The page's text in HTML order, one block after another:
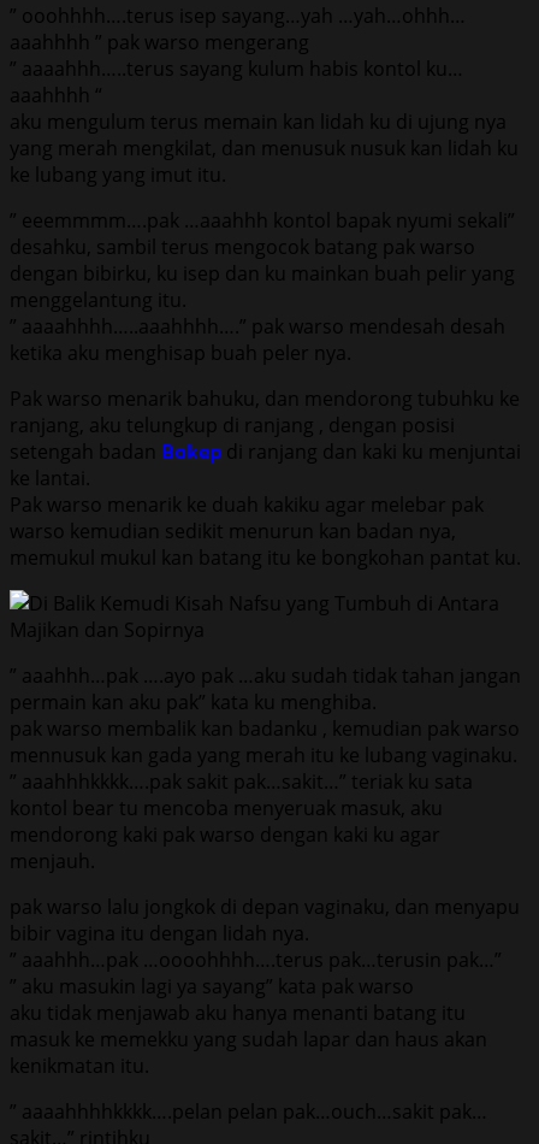
” ooohhhh….terus isep sayang…yah …yah…ohhh…
aaahhhh ” pak warso mengerang
” aaaahhh…..terus sayang kulum habis kontol ku…
aaahhhh “
aku mengulum terus memain kan lidah ku di ujung nya
yang merah mengkilat, dan menusuk nusuk kan lidah ku
ke lubang yang imut itu.
” eeemmmm….pak …aaahhh kontol bapak nyumi sekali”
desahku, sambil terus mengocok batang pak warso
dengan bibirku, ku isep dan ku mainkan buah pelir yang
menggelantung itu.
” aaaahhhh…..aaahhhh….” pak warso mendesah desah
ketika aku menghisap buah peler nya.
Pak warso menarik bahuku, dan mendorong tubuhku ke
ranjang, aku telungkup di ranjang , dengan posisi
setengah badan Bokep di ranjang dan kaki ku menjuntai
ke lantai.
Pak warso menarik ke duah kakiku agar melebar pak
warso kemudian sedikit menurun kan badan nya,
memukul mukul kan batang itu ke bongkohan pantat ku.
” aaahhh…pak ….ayo pak …aku sudah tidak tahan jangan
permain kan aku pak” kata ku menghiba.
pak warso membalik kan badanku , kemudian pak warso
mennusuk kan gada yang merah itu ke lubang vaginaku.
” aaahhhkkkk….pak sakit pak…sakit…” teriak ku sata
kontol bear tu mencoba menyeruak masuk, aku
mendorong kaki pak warso dengan kaki ku agar
menjauh.
pak warso lalu jongkok di depan vaginaku, dan menyapu
bibir vagina itu dengan lidah nya.
” aaahhh…pak …oooohhhh….terus pak…terusin pak…”
” aku masukin lagi ya sayang” kata pak warso
aku tidak menjawab aku hanya menanti batang itu
masuk ke memekku yang sudah lapar dan haus akan
kenikmatan itu.
” aaaahhhhkkkk….pelan pelan pak…ouch…sakit pak…
sakit…” rintihku